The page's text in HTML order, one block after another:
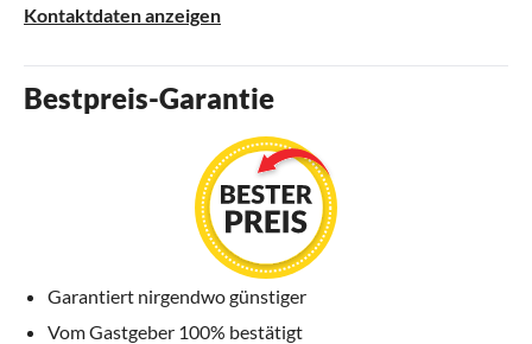
Kontaktdaten anzeigen
Bestpreis-Garantie
Garantiert nirgendwo günstiger
Vom Gastgeber 100% bestätigt